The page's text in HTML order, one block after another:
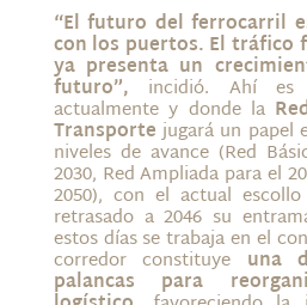
“El futuro del ferrocarril
con los puertos. El tráfico
ya presenta un
futuro”, incidió. Ahí es
actualmente y donde la
Transportejugará un papel
niveles de avance (Red
2030, Red Ampliada para el
2050), con el actual
retrasado a 2046 su
estos días se trabaja en el
corredor constituye una
palancas para